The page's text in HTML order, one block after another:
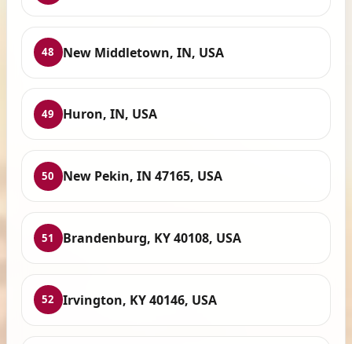
48 New Middletown, IN, USA
49 Huron, IN, USA
50 New Pekin, IN 47165, USA
51 Brandenburg, KY 40108, USA
52 Irvington, KY 40146, USA